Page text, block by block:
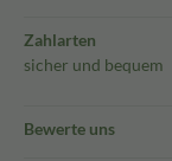
Zahlarten
sicher und bequem
Bewerte uns